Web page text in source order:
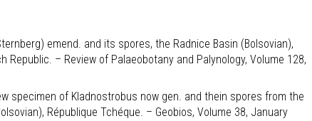
emend. and its spores, the Radnice Basin (Bolsovian),
– Review of Palaeobotany and Palynology, Volume 128,
specimen of Kladnostrobus now gen. and thein spores from the
République Tchéque. – Geobios, Volume 38, January